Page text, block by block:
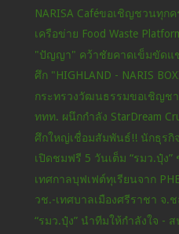
NARISA Caféขอเชิญชวนทุก
เครือข่าย Food Waste
"ปัญญา" คว้าชัยคาดเข็มขัดแช
ศึก "HIGHLAND - NARIS
กระทรวงวัฒนธรรมขอเชิญช
ททท. ผนึกกำลัง StarDream
ศึกใหญ่เชื่อมสัมพันธ์!! นักธุรกิ
เปิดชมฟรี 5 วันเต็ม “รมว.ปุ๋ง
เทศกาลบุฟเฟต์ทุเรียนจาก
วช.-เทศบาลเมืองศรีราชา จ.
“รมว.ปุ๋ง” นำทีมให้กำลังใจ -